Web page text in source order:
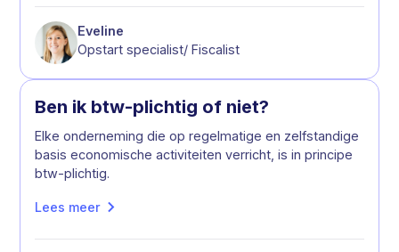
Eveline
Opstart specialist/ Fiscalist
Ben ik btw-plichtig of niet?
Elke onderneming die op regelmatige en zelfstandige
basis economische activiteiten verricht, is in principe
btw-plichtig.
Lees meer